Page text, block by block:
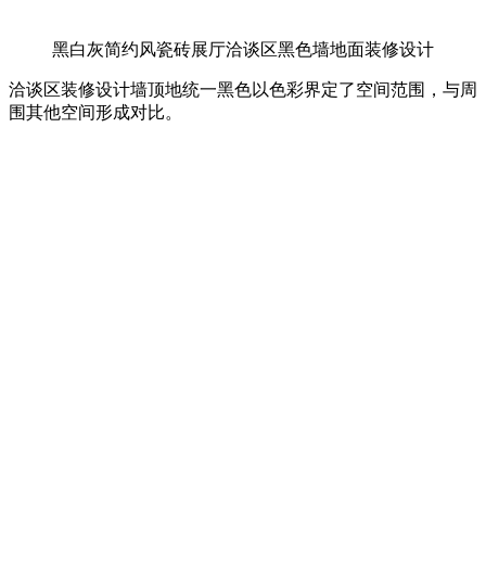
黑白灰简约风瓷砖展厅洽谈区黑色墙地面装修设计
洽谈区装修设计墙顶地统一黑色以色彩界定了空间范围，与周
围其他空间形成对比。